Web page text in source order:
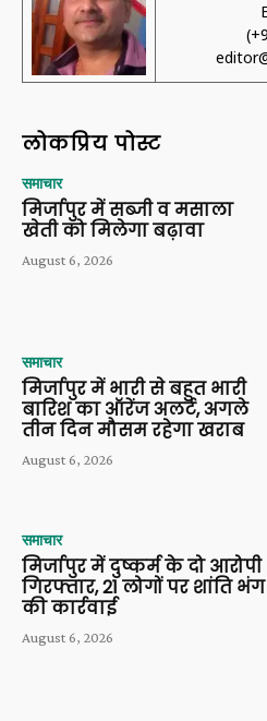
लोकप्रिय पोस्ट
समाचार
मिर्जापुर में सब्जी व मसाला
खेती को मिलेगा बढ़ावा
August 6, 2026
समाचार
मिर्जापुर में भारी से बहुत भारी
बारिश का ऑरेंज अलर्ट, अगले
तीन दिन मौसम रहेगा खराब
August 6, 2026
समाचार
मिर्जापुर में दुष्कर्म के दो आरोपी
गिरफ्तार, 21 लोगों पर शांति भंग
की कार्रवाई
August 6, 2026